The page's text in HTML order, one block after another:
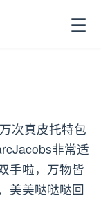
☰
次真皮托特包
非常适
手啦，万物皆
美美哒哒哒回